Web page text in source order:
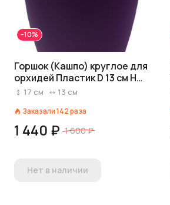
-10%
Горшок (Кашпо) круглое для
орхидей Пластик D 13 см H
16,5 см Фиолетовый
17 см 13 см
Заказали142раза
1 440 ₽ 1 600 ₽
Нет в наличии